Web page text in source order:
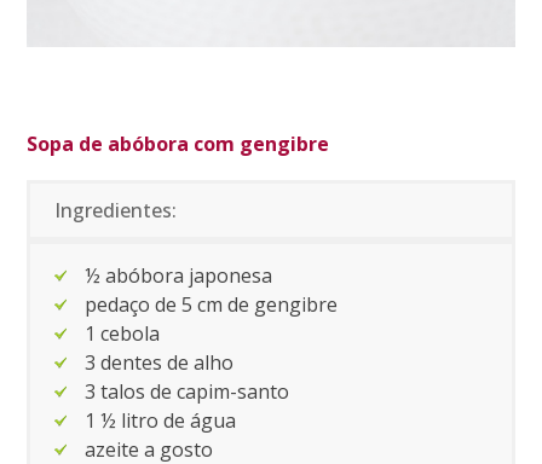
Sopa de abóbora com gengibre
Ingredientes:
½ abóbora japonesa
pedaço de 5 cm de gengibre
1 cebola
3 dentes de alho
3 talos de capim-santo
1 ½ litro de água
azeite a gosto